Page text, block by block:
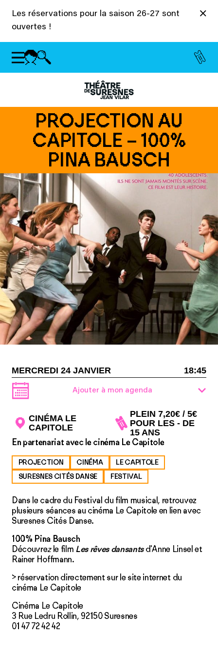
Les réservations pour la saison 26-27 sont
ouvertes !
PROJECTION AU
CAPITOLE – 100%
PINA BAUSCH
MERCREDI 24 JANVIER 18:45
Ajouter à mon agenda
CINÉMA LE
CAPITOLE
PLEIN 7,20€ / 5€
POUR LES - DE
15 ANS
En partenariat avec le cinéma Le Capitole
PROJECTION CINÉMA
LE CAPITOLE
SURESNES CITÉS DANSE
FESTIVAL
Dans le cadre du Festival du film musical, retrouvez
plusieurs séances au cinéma Le Capitole en lien avec
Suresnes Cités Danse.
100% Pina Bausch
Découvrez le film Les rêves dansants d'Anne Linsel et
Rainer Hoffmann.
> réservation directement sur le site internetdu
cinéma Le Capitole
Cinéma Le Capitole
3 Rue Ledru Rollin, 92150 Suresnes
01 47 72 42 42